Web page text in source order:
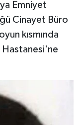
Emniyet
Cinayet Büro
kısmında
Hastanesi'ne